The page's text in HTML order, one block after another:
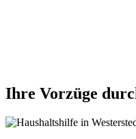
Ihre Vorzüge